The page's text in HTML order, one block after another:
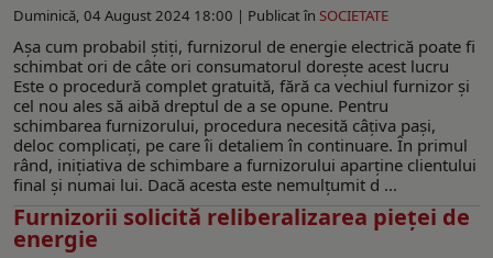
Duminică, 04 August 2024 18:00 | Publicat în SOCIETATE
Așa cum probabil știți, furnizorul de energie electrică poate fi
schimbat ori de câte ori consumatorul dorește acest lucru
Este o procedură complet gratuită, fără ca vechiul furnizor și
cel nou ales să aibă dreptul de a se opune. Pentru
schimbarea furnizorului, procedura necesită câțiva pași,
deloc complicați, pe care îi detaliem în continuare. În primul
rând, inițiativa de schimbare a furnizorului aparține clientului
final și numai lui. Dacă acesta este nemulțumit d ...
Furnizorii solicită reliberalizarea pieței de
energie